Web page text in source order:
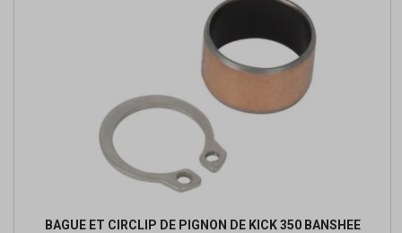
BAGUE ET CIRCLIP DE PIGNON DE KICK 350 BANSHEE